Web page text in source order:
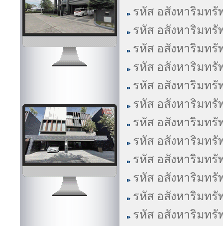
รหัส อสังหาริมทรั
รหัส อสังหาริมทรั
รหัส อสังหาริมทรั
รหัส อสังหาริมทรั
รหัส อสังหาริมทรั
รหัส อสังหาริมทรั
รหัส อสังหาริมทรั
รหัส อสังหาริมทรั
รหัส อสังหาริมทรั
รหัส อสังหาริมทรั
รหัส อสังหาริมทรั
รหัส อสังหาริมทรั